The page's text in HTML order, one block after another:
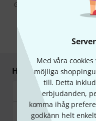
Med våra
möjliga
till. Detta
erbjudanden,
komma ihåg
godkänn helt
Genom att klicka på
postreklam.
information om
Handla och betala